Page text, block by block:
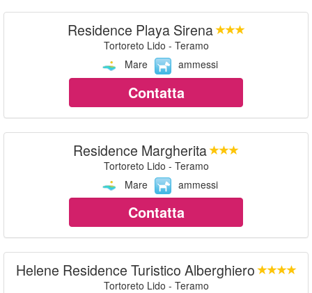
Residence Playa Sirena
Tortoreto Lido - Teramo
Mare
ammessi
Contatta
Residence Margherita
Tortoreto Lido - Teramo
Mare
ammessi
Contatta
Helene Residence Turistico Alberghiero
Tortoreto Lido - Teramo